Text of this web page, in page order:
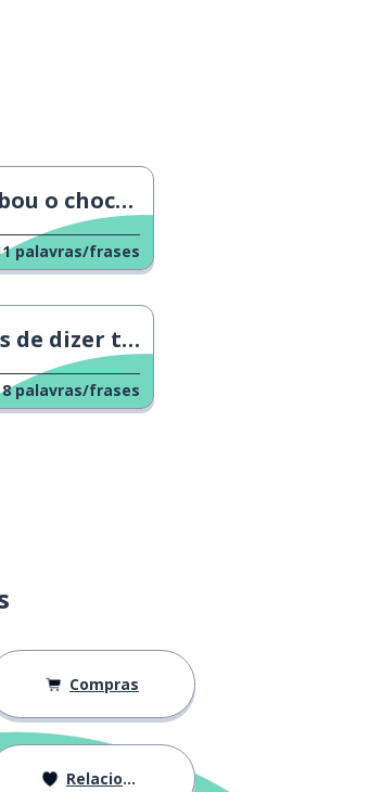
o chocolate?
palavras/frases
dizer talvez
8 palavras/frases
Compras
Relacionamentos